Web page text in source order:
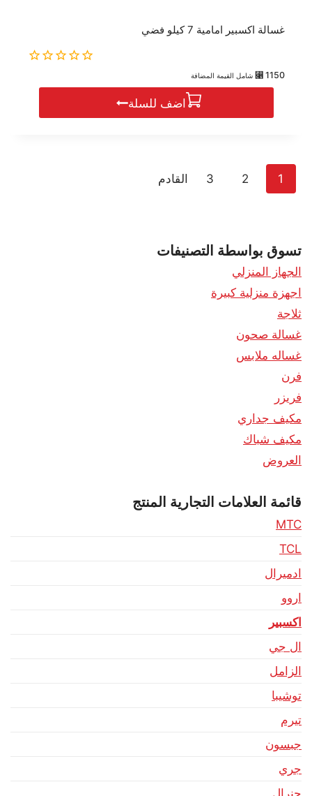
غسالة اكسبير امامية 7 كيلو فضي
⃁ 1150 شامل القيمة المضافة
اضف للسلة
1
2
3 القادم
تسوق بواسطة التصنيفات
الجهاز المنزلي
اجهزة منزلية كبيرة
ثلاجة
غسالة صحون
غساله ملابس
فرن
فريزر
مكيف جداري
مكيف شباك
العروض
قائمة العلامات التجارية المنتج
MTC
TCL
ادميرال
اروو
اكسبير
ال جي
الزامل
توشيبا
تيرم
جبسون
جري